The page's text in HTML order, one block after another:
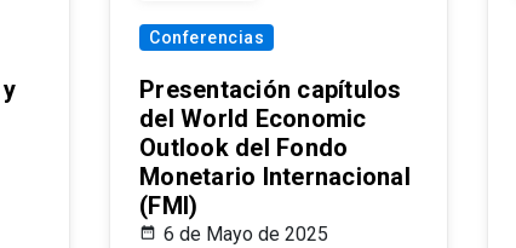
Conferencias
Presentación capítulos
del World Economic
Outlook del Fondo
Monetario Internacional
(FMI)
6 de Mayo de 2025